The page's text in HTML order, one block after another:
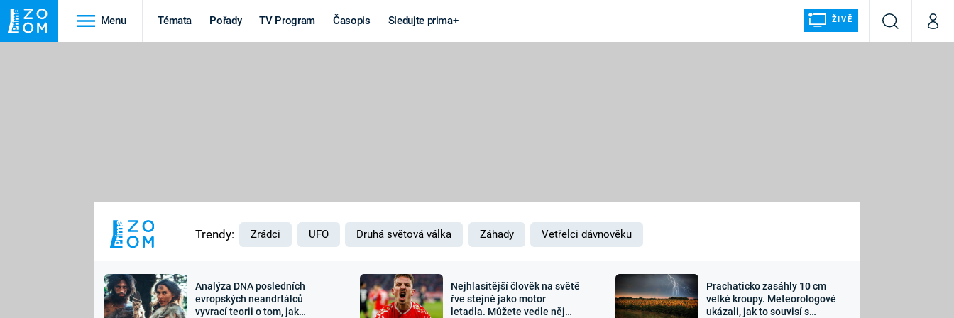
Menu Témata Pořady TV Program Časopis Sledujte prima+ ŽIVĚ
VyhledáváníMůj
MARS
Výročí
Záhady a
Zajímavosti Sledujte nás
Trendy: Zrádci UFO Druhá světová válka Záhady Vetřelci dávnověku
Analýza DNA posledních
evropských neandrtálců
vyvrací teorii o tom, jak
Nejhlasitější člověk na světě
řve stejně jako motor
letadla. Můžete vedle něj
Prachaticko zasáhly 10 cm
velké kroupy. Meteorologové
ukázali, jak to souvisí s